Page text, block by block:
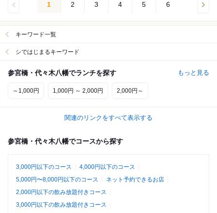
1 2 3 4 5 6
キーワード一覧
シではじまるキーワード
参宮橋・代々木八幡でランチを探す もっと見る
～1,000円 1,000円 ～ 2,000円 2,000円～
関連のリンクをすべて表示する
参宮橋・代々木八幡でコースから探す
3,000円以下のコース
4,000円以下のコース
5,000円〜8,000円以下のコース
ネット予約できるお店
2,000円以下の飲み放題付きコース
3,000円以下の飲み放題付きコース